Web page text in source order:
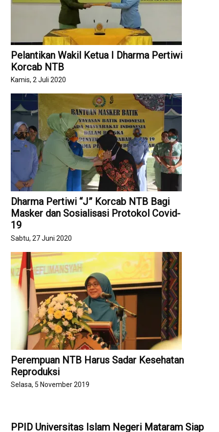
Pelantikan Wakil Ketua I Dharma Pertiwi
Korcab NTB
Kamis, 2 Juli 2020
Dharma Pertiwi “J” Korcab NTB Bagi
Masker dan Sosialisasi Protokol Covid-
19
Sabtu, 27 Juni 2020
Perempuan NTB Harus Sadar Kesehatan
Reproduksi
Selasa, 5 November 2019
PPID Universitas Islam Negeri Mataram Siap